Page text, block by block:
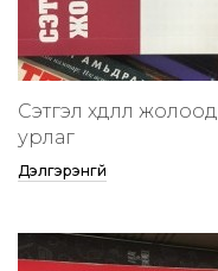
Сэтгэл хөдлөлөө
урлаг
Дэлгэрэнгүй